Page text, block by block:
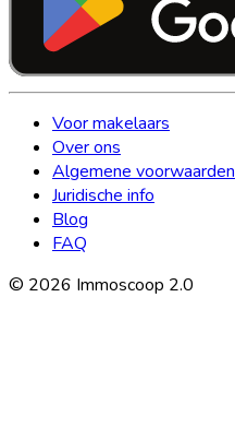
Voor makelaars
Over ons
Algemene voorwaarden
Juridische info
Blog
FAQ
© 2026 Immoscoop 2.0